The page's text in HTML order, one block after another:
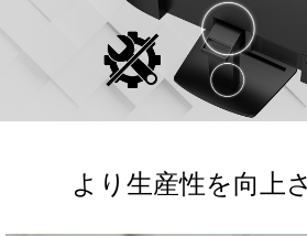
より生産性を向上